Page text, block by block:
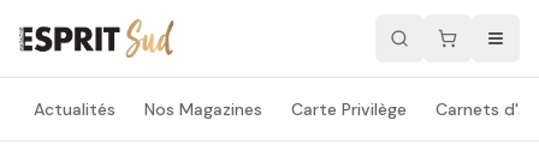
Actualités Nos Magazines Carte Privilège Carnets